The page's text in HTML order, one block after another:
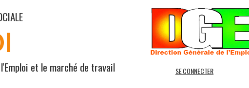
et le marché de travail
SE CONNECTER